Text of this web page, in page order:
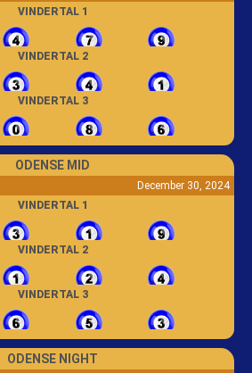
VINDERTAL 1
VINDERTAL 2
VINDERTAL 3
ODENSE MID
December 30, 2024
VINDERTAL 1
VINDERTAL 2
VINDERTAL 3
ODENSE NIGHT